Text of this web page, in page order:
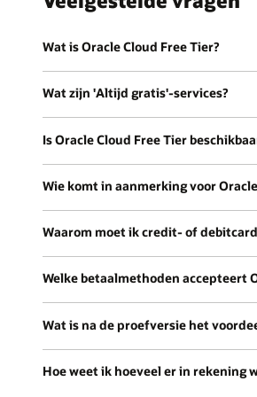
Wat is Oracle Cloud Free Tier?
Wat zijn 'Altijd gratis'-services?
Is Oracle Cloud Free Tier
Wie komt in aanmerking voor
Waarom moet ik credit- of
Welke betaalmethoden accepteert
Wat is na de proefversie het
Hoe weet ik hoeveel er in rekening